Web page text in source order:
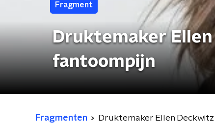
Fragment
Druktemaker
fantoompijn
Fragmenten Druktemaker Ellen